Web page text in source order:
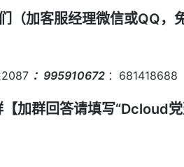
（加客服经理微信或QQ，
：995910672 ：681418688
加群回答请填写“Dcloud